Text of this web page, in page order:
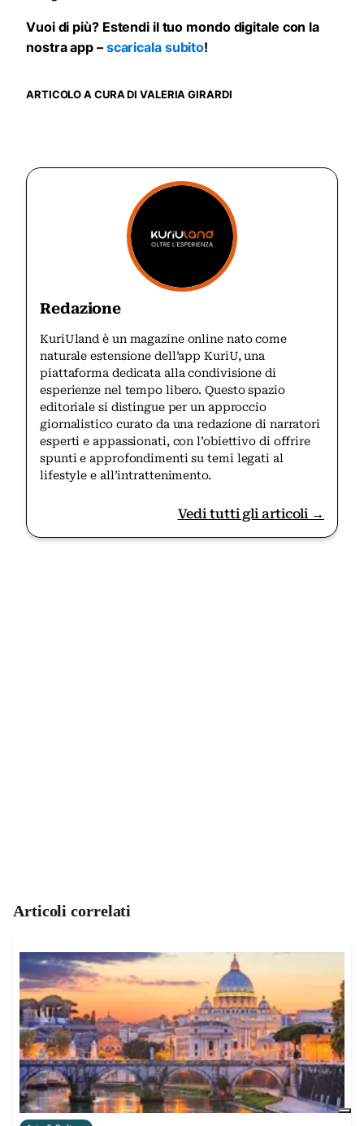
Vuoi di più? Estendi il tuo mondo digitale con la
nostra app – scaricala subito!
ARTICOLO A CURA DI VALERIA GIRARDI
Redazione
KuriUland è un magazine online nato come
naturale estensione dell’app KuriU, una
piattaforma dedicata alla condivisione di
esperienze nel tempo libero. Questo spazio
editoriale si distingue per un approccio
giornalistico curato da una redazione di narratori
esperti e appassionati, con l’obiettivo di offrire
spunti e approfondimenti su temi legati al
lifestyle e all’intrattenimento.
Vedi tutti gli articoli →
Articoli correlati